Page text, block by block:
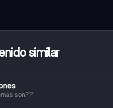
similar
son??